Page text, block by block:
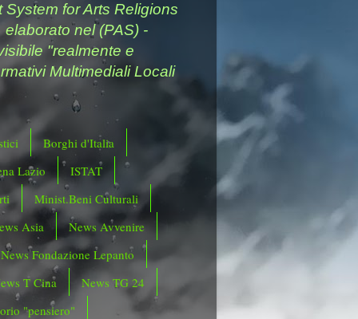
for Arts Religions
nel (PAS) -
"realmente e
Multimediali Locali
Borghi d'Italia
Lazio
ISTAT
Minist.Beni Culturali
Asia
News Avvenire
News Fondazione Lepanto
T Cina
News TG 24
"pensiero"